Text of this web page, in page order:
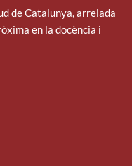
de Catalunya, arrelada
en la docència i